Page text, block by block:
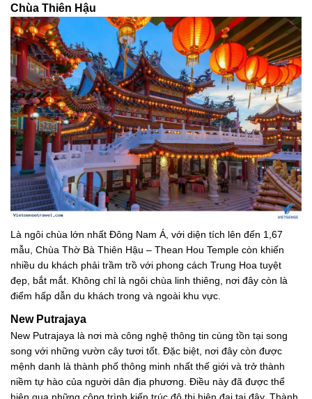
Chùa Thiên Hậu
Là ngôi chùa lớn nhất Đông Nam Á, với diện tích lên đến 1,67
mẫu, Chùa Thờ Bà Thiên Hậu – Thean Hou Temple còn khiến
nhiều du khách phải trầm trồ với phong cách Trung Hoa tuyệt
đẹp, bắt mắt. Không chỉ là ngôi chùa linh thiêng, nơi đây còn là
điểm hấp dẫn du khách trong và ngoài khu vực.
New Putrajaya
New Putrajaya là nơi mà công nghệ thông tin cùng tồn tại song
song với những vườn cây tươi tốt. Đặc biệt, nơi đây còn được
mệnh danh là thành phố thông minh nhất thế giới và trở thành
niềm tự hào của người dân địa phương. Điều này đã được thể